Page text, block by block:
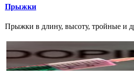
Прыжки
Прыжки в длину, высоту, тройные и